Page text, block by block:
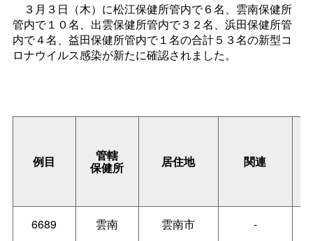
３月３日（木）に松江保健所管内で６名、雲南保健所
管内で１０名、出雲保健所管内で３２名、浜田保健所管
内で４名、益田保健所管内で１名の合計５３名の新型コ
ロナウイルス感染が新たに確認されました。
例目 管轄
保健所 居住地 関連
6689 雲南 雲南市 -